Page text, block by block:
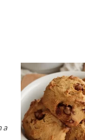
a